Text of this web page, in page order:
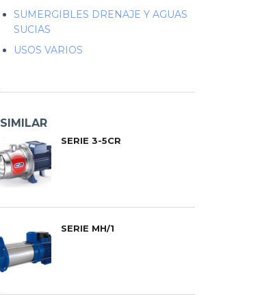
SUMERGIBLES DRENAJE Y AGUAS
SUCIAS
USOS VARIOS
SIMILAR
SERIE 3-5CR
SERIE MH/1